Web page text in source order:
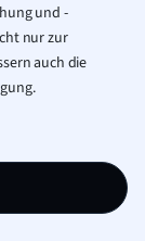
und -
nur zur
auch die